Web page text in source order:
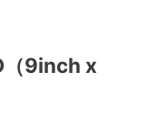
（9inch x